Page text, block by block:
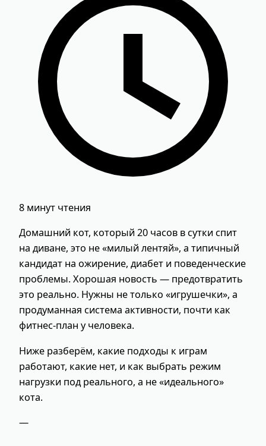
8 минут чтения
Домашний кот, который 20 часов в сутки спит
на диване, это не «милый лентяй», а типичный
кандидат на ожирение, диабет и поведенческие
проблемы. Хорошая новость — предотвратить
это реально. Нужны не только «игрушечки», а
продуманная система активности, почти как
фитнес-план у человека.
Ниже разберём, какие подходы к играм
работают, какие нет, и как выбрать режим
нагрузки под реального, а не «идеального»
кота.
—